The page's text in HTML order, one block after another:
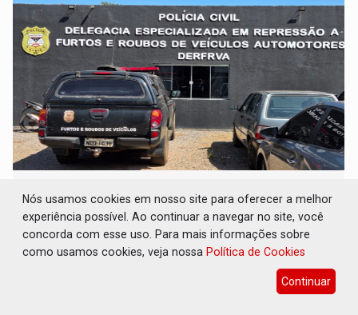
do seguro' e indicia homem por falsa
comunicação
Nós usamos cookies em nosso site para oferecer a melhor
experiência possível. Ao continuar a navegar no site, você
concorda com esse uso. Para mais informações sobre
como usamos cookies, veja nossa Política de Cookies
Continuar